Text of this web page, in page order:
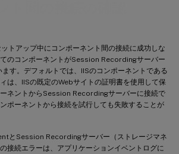
トアップ中にコンポーネント間の接続に成功しな
のコンポーネントがSession Recordingサーバー
ます。デフォルトでは、IISのコンポーネントである
は、IISの既定のWebサイトの証明書を使用して保
ネントからSession Recordingサーバーに接続で
ポーネントから接続を試行しても失敗することが
とSession Recordingサーバー（ストレージマネ
接続エラーは、アプリケーションイベントログに